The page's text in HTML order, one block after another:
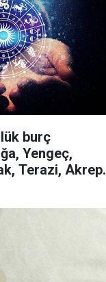
burç
Yengeç,
Terazi, Akrep,